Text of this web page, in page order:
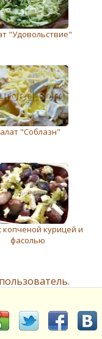
"Удовольствие"
"Соблазн"
копченой курицей и
фасолью